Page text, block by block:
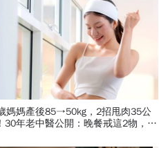
媽媽產後85→50kg，2招甩肉35公
30年老中醫公開：晚餐戒這2物，1